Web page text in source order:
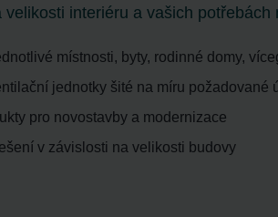
Limitet Şirketi: Web Sitesi Çerezleri
velikosti interiéru a vašich potřebách
místnosti, byty, rodinné domy,
jednotky šité na míru požadované
pro novostavby a modernizace
v závislosti na velikosti budovy